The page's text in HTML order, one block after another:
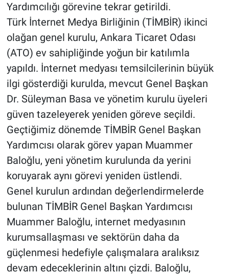
Yardımcılığı görevine tekrar getirildi.
​Türk İnternet Medya Birliğinin (TİMBİR) ikinci
olağan genel kurulu, Ankara Ticaret Odası
(ATO) ev sahipliğinde yoğun bir katılımla
yapıldı. İnternet medyası temsilcilerinin büyük
ilgi gösterdiği kurulda, mevcut Genel Başkan
Dr. Süleyman Basa ve yönetim kurulu üyeleri
güven tazeleyerek yeniden göreve seçildi.
​Geçtiğimiz dönemde TİMBİR Genel Başkan
Yardımcısı olarak görev yapan Muammer
Baloğlu, yeni yönetim kurulunda da yerini
koruyarak aynı görevi yeniden üstlendi.
​Genel kurulun ardından değerlendirmelerde
bulunan TİMBİR Genel Başkan Yardımcısı
Muammer Baloğlu, internet medyasının
kurumsallaşması ve sektörün daha da
güçlenmesi hedefiyle çalışmalara aralıksız
devam edeceklerinin altını çizdi. Baloğlu,